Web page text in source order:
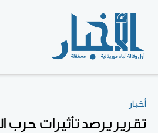
أخبار
تقرير يرصد تأثيرات حرب